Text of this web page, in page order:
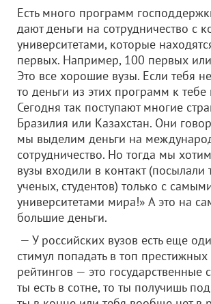
Есть много программ
дают деньги на сотрудничество с
университетами, которые
первых. Например, 100 первых
Это все хорошие вузы. Если тебя
то деньги из этих программ к тебе
Сегодня так поступают многие
Бразилия или Казахстан. Они
мы выделим деньги на
сотрудничество. Но тогда мы
вузы входили в контакт (посылали
ученых, студентов) только с
университетами мира!» А это на
большие деньги.
— У российских вузов есть еще
стимул попадать в топ
рейтингов — это государственные
ты есть в сотне, то ты получишь